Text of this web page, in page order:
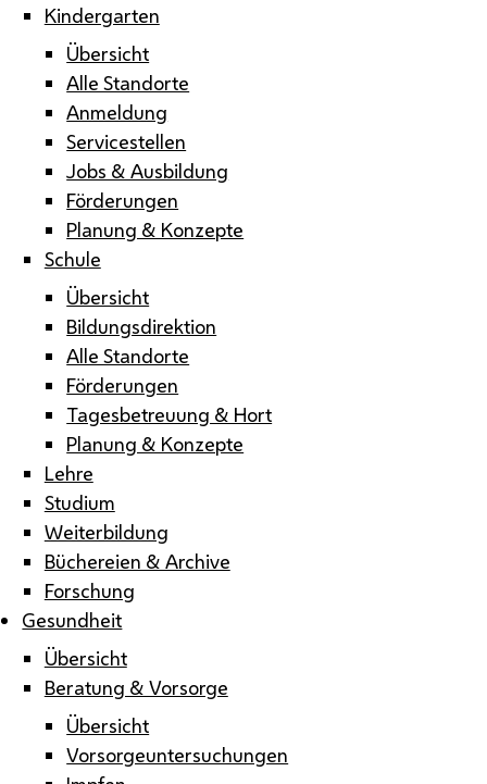
Kindergarten
Übersicht
Alle Standorte
Anmeldung
Servicestellen
Jobs & Ausbildung
Förderungen
Planung & Konzepte
Schule
Übersicht
Bildungsdirektion
Alle Standorte
Förderungen
Tagesbetreuung & Hort
Planung & Konzepte
Lehre
Studium
Weiterbildung
Büchereien & Archive
Forschung
Gesundheit
Übersicht
Beratung & Vorsorge
Übersicht
Vorsorgeuntersuchungen